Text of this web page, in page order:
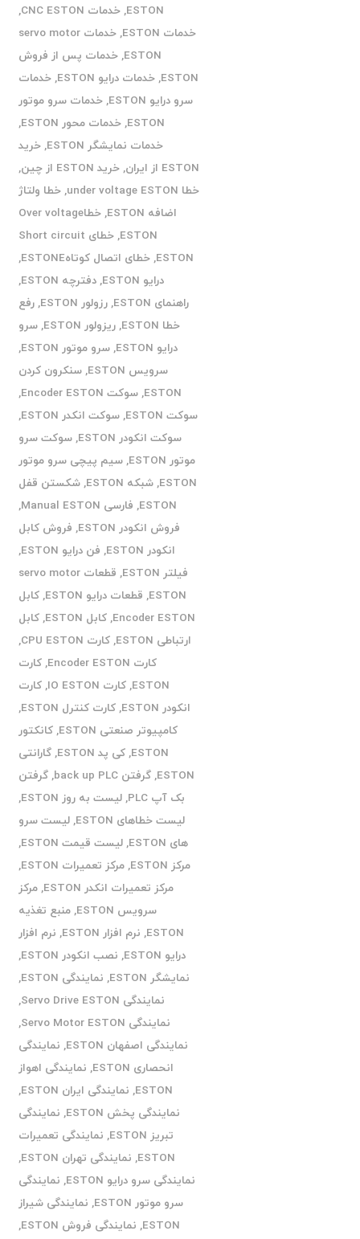
ESTON
,خدمات CNC ESTON
,
خدمات ESTON
,
خدمات servo motor
ESTON
,خدمات پس از فروش
ESTON
,خدمات درایو ESTON ,خدمات
سرو درایو ESTON
,خدمات سرو موتور
ESTON
,خدمات محور ESTON
,
خدمات نمایشگر ESTON
,خرید
ESTON از ایران
,خرید ESTON از چین
,
خطا under voltage ESTON
,خطا ولتاژ
اضافه ESTON
,
خطاOver voltage
ESTON
,
خطای Short circuit
ESTON
,خطای اتصال کوتاهESTONE
,
درایو ESTON
,دفترچه ESTON
,
راهنمای ESTON
,رزولور ESTON ,رفع
خطا ESTON
,ریزولور ESTON ,سرو
درایو ESTON
,سرو موتور ESTON
,
سرویس ESTON
,سنکرون کردن
ESTON
,سوکت Encoder ESTON
,
سوکت ESTON
,سوکت انکدر ESTON
,
سوکت انکودر ESTON
,سوکت سرو
موتور ESTON
,سیم پیچی سرو موتور
ESTON
,شبکه ESTON ,شکستن قفل
ESTON
, فارسی Manual ESTON
,
فروش انکودر ESTON
, فروش کابل
انکودر ESTON
, فن درایو ESTON
,
فیلتر ESTON
,
قطعات servo motor
ESTON
, قطعات درایو ESTON ,کابل
Encoder ESTON
,کابل ESTON ,کابل
ارتباطی ESTON
,کارت CPU ESTON
,
کارت Encoder ESTON
,کارت
ESTON
,کارت IO ESTON ,کارت
انکودر ESTON
,کارت کنترل ESTON
,
کامپیوتر صنعتی ESTON
,کانکتور
ESTON
,کی پد ESTON ,گارانتی
ESTON
,گرفتن back up PLC ,گرفتن
بک آپ PLC
,لیست به روز ESTON
,
لیست خطاهای ESTON
,لیست سرو
های ESTON
,لیست قیمت ESTON
,
مرکز ESTON
,مرکز تعمیرات ESTON
,
مرکز تعمیرات انکدر ESTON
,مرکز
سرویس ESTON
,منبع تغذیه
ESTON
, نرم افزار ESTON , نرم افزار
درایو ESTON
, نصب انکودر ESTON
,
نمایشگر ESTON
, نمایندگی ESTON
,
نمایندگی Servo Drive ESTON
,
نمایندگی Servo Motor ESTON
,
نمایندگی اصفهان ESTON
, نمایندگی
انحصاری ESTON
, نمایندگی اهواز
ESTON
, نمایندگی ایران ESTON
,
نمایندگی پخش ESTON
, نمایندگی
تبریز ESTON
, نمایندگی تعمیرات
ESTON
, نمایندگی تهران ESTON
,
نمایندگی سرو درایو ESTON
, نمایندگی
سرو موتور ESTON
, نمایندگی شیراز
ESTON
, نمایندگی فروش ESTON
,